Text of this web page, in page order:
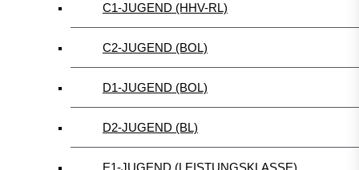
C1-JUGEND (HHV-RL)
C2-JUGEND (BOL)
D1-JUGEND (BOL)
D2-JUGEND (BL)
E1-JUGEND (LEISTUNGSKLASSE)